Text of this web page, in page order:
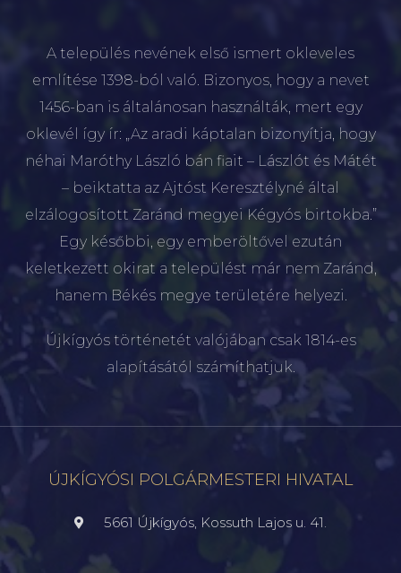
A település nevének első ismert okleveles
említése 1398-ból való. Bizonyos, hogy a nevet
1456-ban is általánosan használták, mert egy
oklevél így ír: „Az aradi káptalan bizonyítja, hogy
néhai Maróthy László bán fiait – Lászlót és Mátét
– beiktatta az Ajtóst Keresztélyné által
elzálogosított Zaránd megyei Kégyós birtokba.”
Egy későbbi, egy emberöltővel ezután
keletkezett okirat a települést már nem Zaránd,
hanem Békés megye területére helyezi.
Újkígyós történetét valójában csak 1814-es
alapításától számíthatjuk.
ÚJKÍGYÓSI POLGÁRMESTERI HIVATAL
5661 Újkígyós, Kossuth Lajos u. 41.